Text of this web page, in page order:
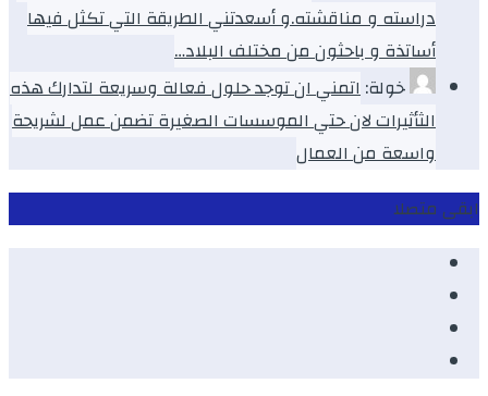
دراسته و مناقشته.و أسعدتني الطريقة التي تكثل فيها
أساتذة و باحثون من مختلف البلاد…
خولة:اتمني ان توجد حلول فعالة وسريعة لتدارك هذه
الثأثيرات لان حتي الموسسات الصغيرة تضمن عمل لشريحة
واسعة من العمال
ابقى متصلا